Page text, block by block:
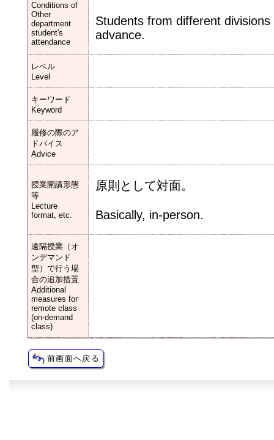
Conditions of
Other
department
student's
attendance
Students from different
advance.
レベル
Level
キーワード
Keyword
履修の際のア
ドバイス
Advice
授業開講形態
等
Lecture
format, etc.
原則として対面。
Basically, in-person.
遠隔授業（オ
ンデマンド
型）で行う場
合の追加措置
Additional
measures for
remote class
(on-demand
class)